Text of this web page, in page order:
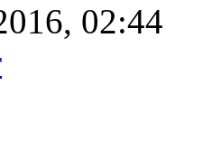
02:44